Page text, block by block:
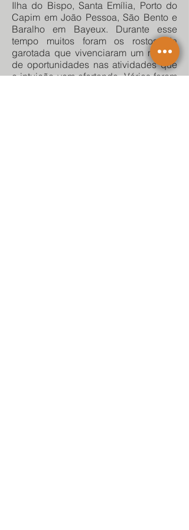
Ilha do Bispo, Santa Emília, Porto do
Capim em João Pessoa, São Bento e
Baralho em Bayeux. Durante esse
tempo muitos foram os rostos da
garotada que vivenciaram um mundo
de oportunidades nas atividades que
a intuição vem ofertando. Vários foram